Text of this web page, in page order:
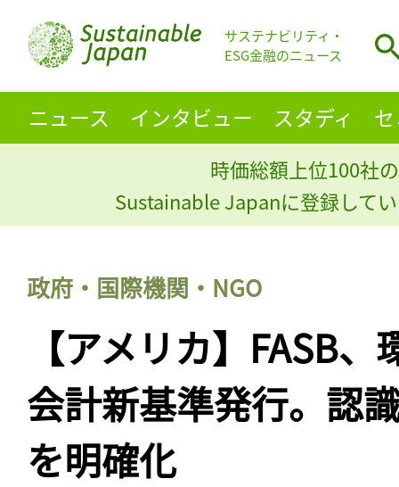
サステナビリティ・
ESG金融のニュース
ニュース インタビュー スタディ
時価総額上位100社
Sustainable Japanに登録して
政府・国際機関・NGO
【アメリカ】FASB
会計新基準発行。認
を明確化